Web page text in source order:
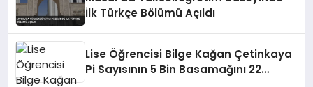
İlk Türkçe Bölümü Açıldı
Lise Öğrencisi Bilge Kağan Çetinkaya
Pi Sayısının 5 Bin Basamağını 22